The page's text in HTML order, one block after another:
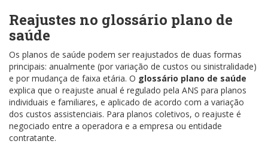
Reajustes no glossário plano de
saúde
Os planos de saúde podem ser reajustados de duas formas
principais: anualmente (por variação de custos ou sinistralidade)
e por mudança de faixa etária. O glossário plano de saúde
explica que o reajuste anual é regulado pela ANS para planos
individuais e familiares, e aplicado de acordo com a variação
dos custos assistenciais. Para planos coletivos, o reajuste é
negociado entre a operadora e a empresa ou entidade
contratante.